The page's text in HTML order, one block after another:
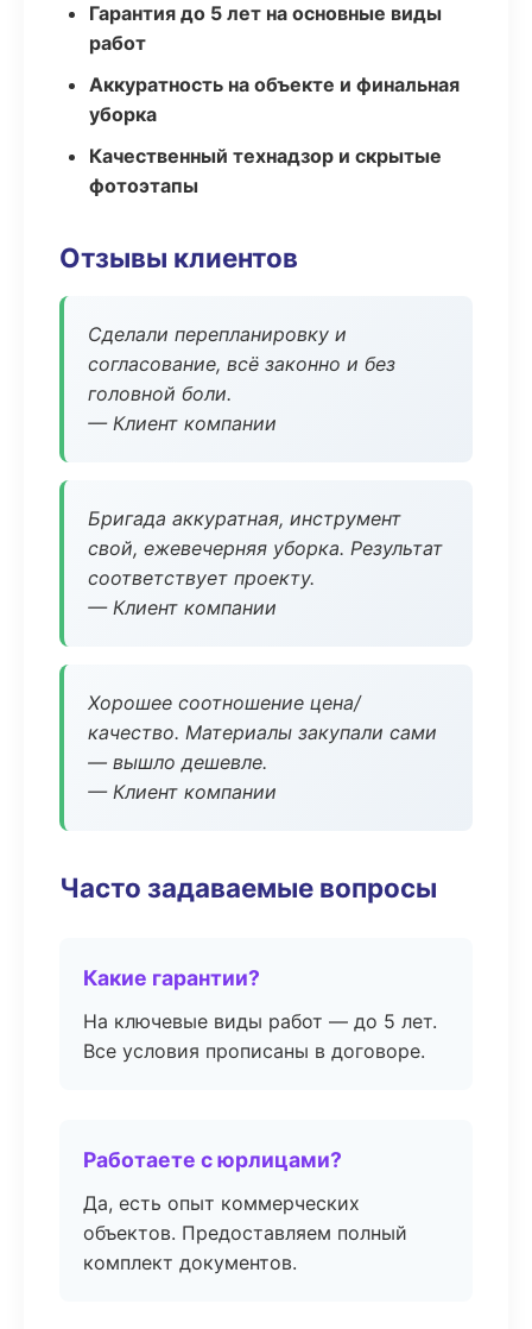
Гарантия до 5 лет на основные виды
работ
Аккуратность на объекте и финальная
уборка
Качественный технадзор и скрытые
фотоэтапы
Отзывы клиентов
Сделали перепланировку и
согласование, всё законно и без
головной боли.
— Клиент компании
Бригада аккуратная, инструмент
свой, ежевечерняя уборка. Результат
соответствует проекту.
— Клиент компании
Хорошее соотношение цена/
качество. Материалы закупали сами
— вышло дешевле.
— Клиент компании
Часто задаваемые вопросы
Какие гарантии?
На ключевые виды работ — до 5 лет.
Все условия прописаны в договоре.
Работаете с юрлицами?
Да, есть опыт коммерческих
объектов. Предоставляем полный
комплект документов.